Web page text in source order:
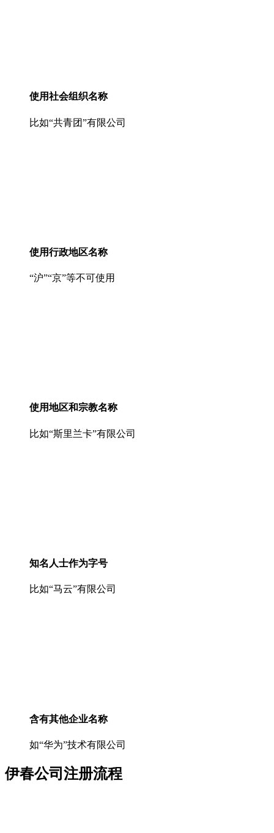
使用社会组织名称
比如“共青团”有限公司
使用行政地区名称
“沪”“京”等不可使用
使用地区和宗教名称
比如“斯里兰卡”有限公司
知名人士作为字号
比如“马云”有限公司
含有其他企业名称
如“华为”技术有限公司
伊春公司注册流程